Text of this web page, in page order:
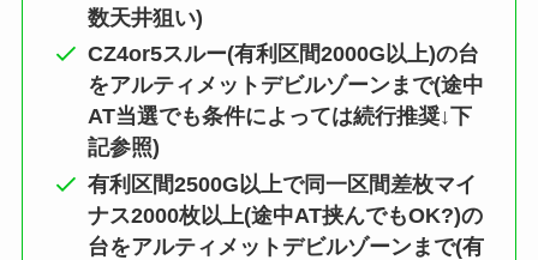
数天井狙い)
CZ4or5スルー(有利区間2000G以上)の台
をアルティメットデビルゾーンまで(途中
AT当選でも条件によっては続行推奨↓下
記参照)
有利区間2500G以上で同一区間差枚マイ
ナス2000枚以上(途中AT挟んでもOK?)の
台をアルティメットデビルゾーンまで(有